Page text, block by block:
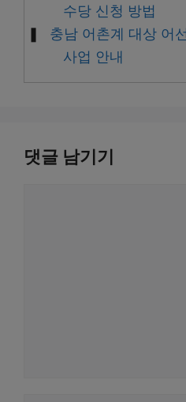
수당 신청 방법
충남 어촌계 대상 어
사업 안내
댓글 남기기